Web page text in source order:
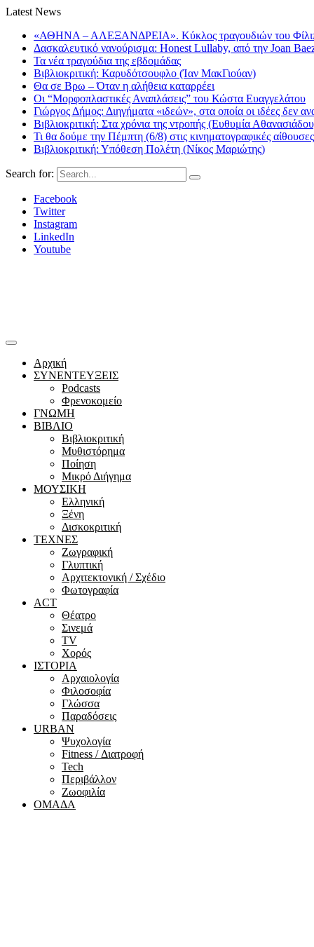
Latest News
«ΑΘΗΝΑ – ΑΛΕΞΑΝΔΡΕΙΑ». Κύκλος τραγουδιών του
Δασκαλευτικό νανούρισμα: Honest Lullaby, από την Joan
Τα νέα τραγούδια της εβδομάδας
Βιβλιοκριτική: Καρυδότσουφλο (Ίαν ΜακΓιούαν)
Θα σε Βρω – Όταν η αλήθεια καταρρέει
Οι “Μορφοπλαστικές Αναπλάσεις” του Κώστα Ευαγγελάτου
Γιώργος Δήμος: Διηγήματα «ιδεών», στα οποία οι ιδέες δεν
Βιβλιοκριτική: Στα χρόνια της ντροπής (Ευθυμία
Τι θα δούμε την Πέμπτη (6/8) στις κινηματογραφικές αίθουσες
Βιβλιοκριτική: Υπόθεση Πολέτη (Νίκος Μαριώτης)
Search for:
Facebook
Twitter
Instagram
LinkedIn
Youtube
Αρχική
ΣΥΝΕΝΤΕΥΞΕΙΣ
Podcasts
Φρενοκομείο
ΓΝΩΜΗ
ΒΙΒΛΙΟ
Βιβλιοκριτική
Μυθιστόρημα
Ποίηση
Μικρό Διήγημα
ΜΟΥΣΙΚΗ
Ελληνική
Ξένη
Δισκοκριτική
ΤΕΧΝΕΣ
Ζωγραφική
Γλυπτική
Αρχιτεκτονική / Σχέδιο
Φωτογραφία
ACT
Θέατρο
Σινεμά
ΤV
Χορός
ΙΣΤΟΡΙΑ
Αρχαιολογία
Φιλοσοφία
Γλώσσα
Παραδόσεις
URBAN
Ψυχολογία
Fitness / Διατροφή
Tech
Περιβάλλον
Ζωοφιλία
ΟΜΑΔΑ